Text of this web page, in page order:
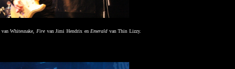
van Whitesnake, Firevan Jimi Hendrix en Emerald van Thin Lizzy.